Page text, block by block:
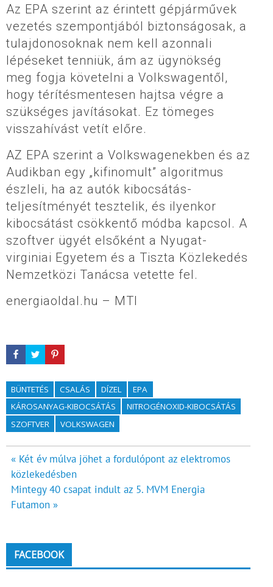
Az EPA szerint az érintett gépjárművek
vezetés szempontjából biztonságosak, a
tulajdonosoknak nem kell azonnali
lépéseket tenniük, ám az ügynökség
meg fogja követelni a Volkswagentől,
hogy térítésmentesen hajtsa végre a
szükséges javításokat. Ez tömeges
visszahívást vetít előre.
AZ EPA szerint a Volkswagenekben és az
Audikban egy „kifinomult” algoritmus
észleli, ha az autók kibocsátás-
teljesítményét tesztelik, és ilyenkor
kibocsátást csökkentő módba kapcsol. A
szoftver ügyét elsőként a Nyugat-
virginiai Egyetem és a Tiszta Közlekedés
Nemzetközi Tanácsa vetette fel.
energiaoldal.hu – MTI
BÜNTETÉS CSALÁS DÍZEL
EPA
KÁROSANYAG-KIBOCSÁTÁS
NITROGÉNOXID-KIBOCSÁTÁS
SZOFTVER
VOLKSWAGEN
Bejegyzés
navigáció
« Két év múlva jöhet a fordulópont az elektromos
közlekedésben
Mintegy 40 csapat indult az 5. MVM Energia
Futamon »
FACEBOOK